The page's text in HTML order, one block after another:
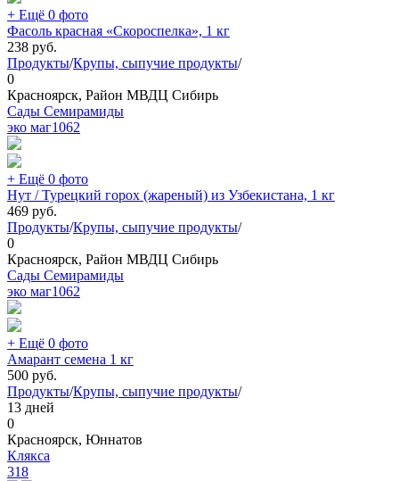
+ Ещё 0 фото
Фасоль красная «Скороспелка», 1 кг
238 руб.
Продукты/Крупы, сыпучие продукты/
0
Красноярск, Район МВДЦ Сибирь
Сады Семирамиды
эко маг1062
+ Ещё 0 фото
Нут / Турецкий горох (жареный) из Узбекистана, 1 кг
469 руб.
Продукты/Крупы, сыпучие продукты/
0
Красноярск, Район МВДЦ Сибирь
Сады Семирамиды
эко маг1062
+ Ещё 0 фото
Амарант семена 1 кг
500 руб.
Продукты/Крупы, сыпучие продукты/
13 дней
0
Красноярск, Юннатов
Клякса
318